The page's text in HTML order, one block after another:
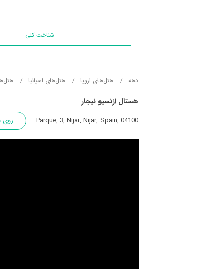
شناخت کلی
دهه هتل‌های اروپا هتل‌های اسپانیا
هستال ازنسیو نیجار
Parque, 3, Nijar, Nijar, Spain, 04100 روی